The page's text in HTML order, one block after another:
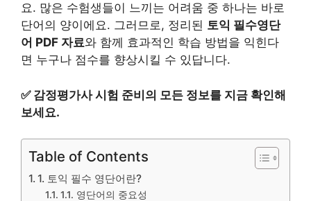
요. 많은 수험생들이 느끼는 어려움 중 하나는 바로
단어의 양이에요. 그러므로, 정리된 토익 필수영단
어 PDF 자료와 함께 효과적인 학습 방법을 익힌다
면 누구나 점수를 향상시킬 수 있답니다.
✅ 감정평가사 시험 준비의 모든 정보를 지금 확인해
보세요.
Table of Contents
1. 토익 필수 영단어란?
1.1. 영단어의 중요성